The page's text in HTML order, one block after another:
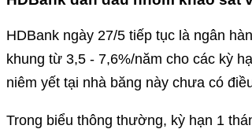
HDBank ngày 27/5 tiếp tục là ngân
khung từ 3,5 - 7,6%/năm cho các kỳ
niêm yết tại nhà băng này chưa có
Trong biểu thông thường, kỳ hạn 1